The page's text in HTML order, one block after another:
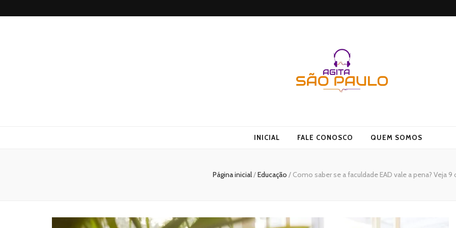
INICIAL FALE CONOSCO QUEM SOMOS
Página inicial/Educação / Como saber se a faculdade EAD vale a pena? Veja 9